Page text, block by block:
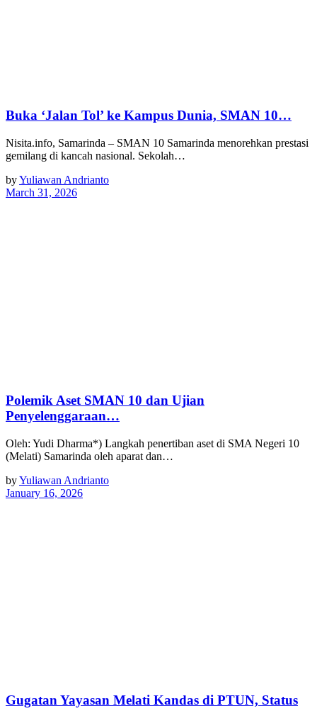
Buka ‘Jalan Tol’ ke Kampus Dunia, SMAN 10…
Nisita.info, Samarinda – SMAN 10 Samarinda menorehkan prestasi
gemilang di kancah nasional. Sekolah…
byYuliawan Andrianto
March 31, 2026
Polemik Aset SMAN 10 dan Ujian
Penyelenggaraan…
Oleh: Yudi Dharma*) Langkah penertiban aset di SMA Negeri 10
(Melati) Samarinda oleh aparat dan…
byYuliawan Andrianto
January 16, 2026
Gugatan Yayasan Melati Kandas di PTUN, Status